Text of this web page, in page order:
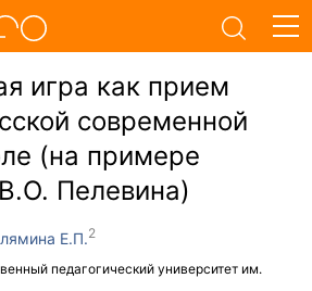
игра как прием
современной
(на примере
Пелевина)
педагогический университет им.
Е.П.